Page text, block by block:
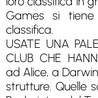
Games si
classifica.
USATE UNA
CLUB CHE
ad Alice, a
strutture. Quelle